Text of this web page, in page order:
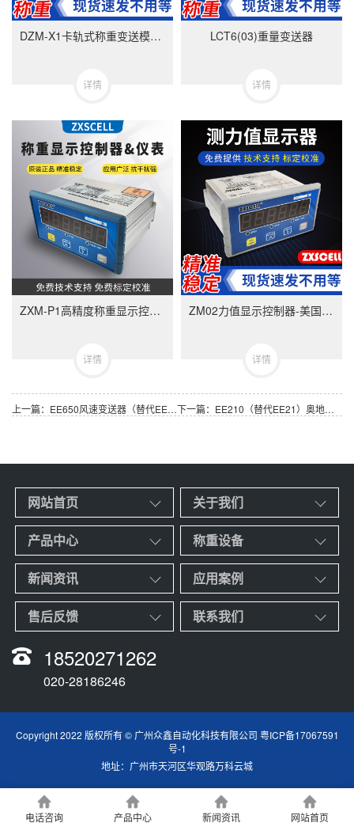
DZM-X1卡轨式称重变送模块-美国中克塞尔品牌
详情
LCT6(03)重量变送器
详情
ZXM-P1高精度称重显示控制器-ZXMP1美国中克塞尔品牌称重仪表
详情
ZM02力值显示控制器-美国中克塞尔品牌称重仪表
详情
上一篇：EE650风速变送器（替代EE65型号）奥地利E+E品牌 下一篇：EE210（替代EE21）奥地利E+E温湿度传感器
网站首页 关于我们
产品中心 称重设备
新闻资讯 应用案例
售后反馈 联系我们
18520271262
020-28186246
Copyright 2022 版权所有 © 广州众鑫自动化科技有限公司 粤ICP备17067591
号-1
地址：广州市天河区华观路万科云城
电话咨询 产品中心 新闻资讯 网站首页